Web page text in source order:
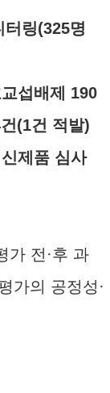
링(325명
섭배제 190
(1건 적발)
제품 심사
가 전·후 과
가의 공정성·